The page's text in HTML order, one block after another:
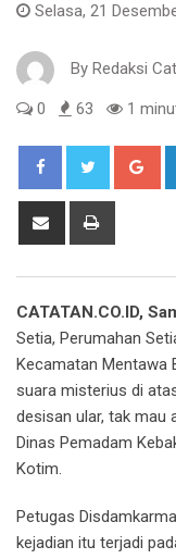
Selasa, 21
By Redaksi
0 63 1
Share
CATATAN.CO.ID,
Setia, Perumahan
Kecamatan Mentawa
suara misterius di
desisan ular, tak mau
Dinas Pemadam
Kotim.
Petugas
kejadian itu terjadi